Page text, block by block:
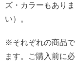
ズ・カラーもあり
い）。
※それぞれの商品
ます。ご購入前に